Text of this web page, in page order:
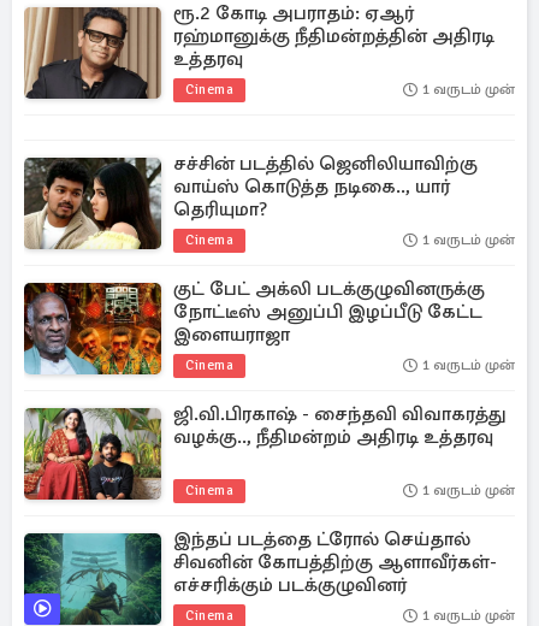
ரூ.2 கோடி அபராதம்: ஏஆர்
ரஹ்மானுக்கு நீதிமன்றத்தின் அதிரடி
உத்தரவு
Cinema 1 வருடம் முன்
சச்சின் படத்தில் ஜெனிலியாவிற்கு
வாய்ஸ் கொடுத்த நடிகை.., யார்
தெரியுமா?
Cinema 1 வருடம் முன்
குட் பேட் அக்லி படக்குழுவினருக்கு
நோட்டீஸ் அனுப்பி இழப்பீடு கேட்ட
இளையராஜா
Cinema 1 வருடம் முன்
ஜி.வி.பிரகாஷ் - சைந்தவி விவாகரத்து
வழக்கு.., நீதிமன்றம் அதிரடி உத்தரவு
Cinema 1 வருடம் முன்
இந்தப் படத்தை ட்ரோல் செய்தால்
சிவனின் கோபத்திற்கு ஆளாவீர்கள்-
எச்சரிக்கும் படக்குழுவினர்
Cinema 1 வருடம் முன்